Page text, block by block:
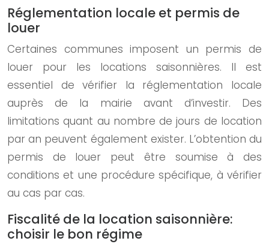
Réglementation locale et permis de
louer
Certaines communes imposent un permis de
louer pour les locations saisonnières. Il est
essentiel de vérifier la réglementation locale
auprès de la mairie avant d’investir. Des
limitations quant au nombre de jours de location
par an peuvent également exister. L’obtention du
permis de louer peut être soumise à des
conditions et une procédure spécifique, à vérifier
au cas par cas.
Fiscalité de la location saisonnière:
choisir le bon régime